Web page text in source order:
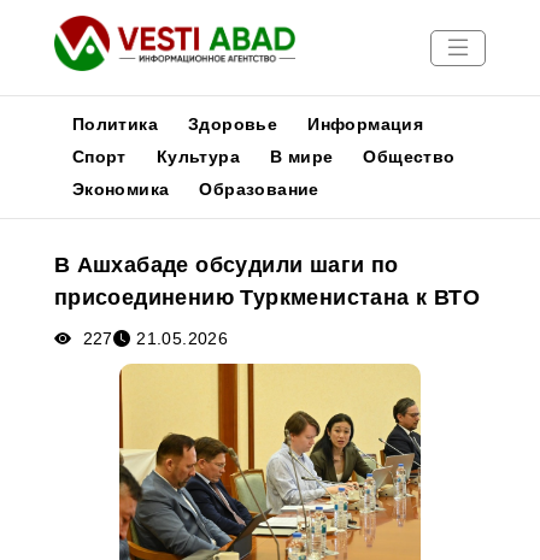
Новости
Медиа
Афиша
Политика Здоровье
Информация
Спорт
Культура В мире
Общество
Экономика
Образование
В Ашхабаде обсудили шаги по
присоединению Туркменистана к ВТО
227 21.05.2026